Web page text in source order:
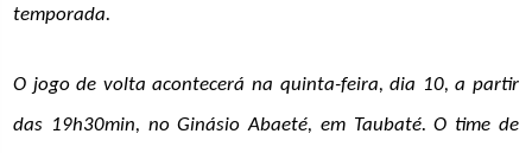
temporada.
O jogo de volta acontecerá na quinta-feira, dia 10, a partir
das 19h30min, no Ginásio Abaeté, em Taubaté. O time de